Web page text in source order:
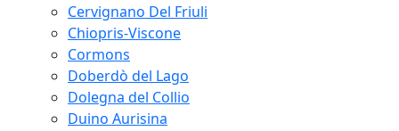
Cervignano Del Friuli
Chiopris-Viscone
Cormons
Doberdò del Lago
Dolegna del Collio
Duino Aurisina